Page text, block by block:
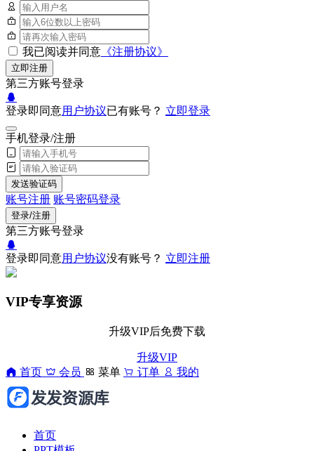
我已阅读并同意 《注册协议》
立即注册
第三方账号登录
登录即同意用户协议已有账号？ 立即登录
手机登录/注册
发送验证码
账号注册 账号密码登录
登录/注册
第三方账号登录
登录即同意用户协议没有账号？ 立即注册
VIP专享资源
升级VIP后免费下载
升级VIP
首页
会员 菜单 订单 我的
首页